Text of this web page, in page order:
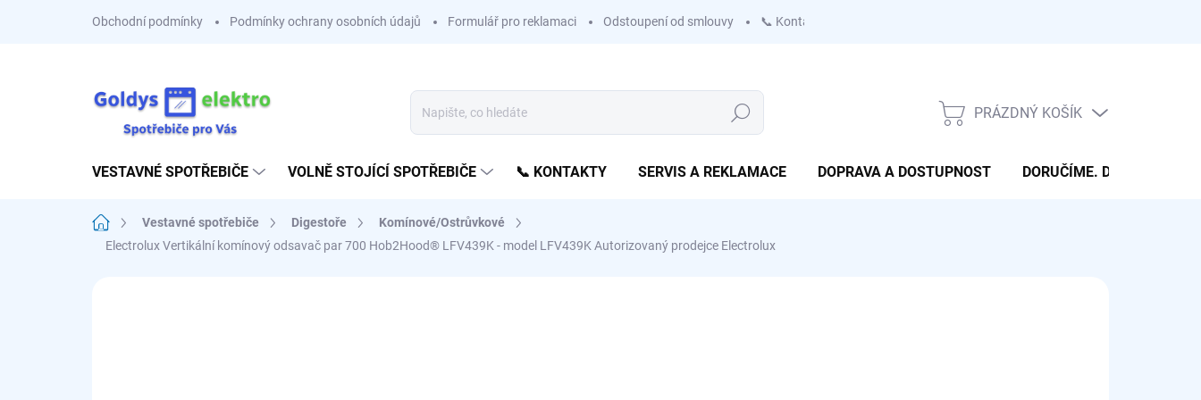
Obchodní podmínky Podmínky ochrany osobních údajů Formulář pro reklamaci Odstoupení od smlouvy 📞 Kontakty
Hledat
NÁKUPNÍ
PRÁZDNÝ KOŠÍK
VESTAVNÉ SPOTŘEBIČE VOLNĚ STOJÍCÍ SPOTŘEBIČE 📞 KONTAKTY SERVIS A REKLAMACE DOPRAVA A DOSTUPNOST DORUČÍME. DONESEME.
Domů Vestavné spotřebiče Digestoře
Komínové/Ostrůvkové
Electrolux Vertikální komínový odsavač par 700 Hob2Hood® LFV439K - model LFV439K Autorizovaný prodejce Electrolux